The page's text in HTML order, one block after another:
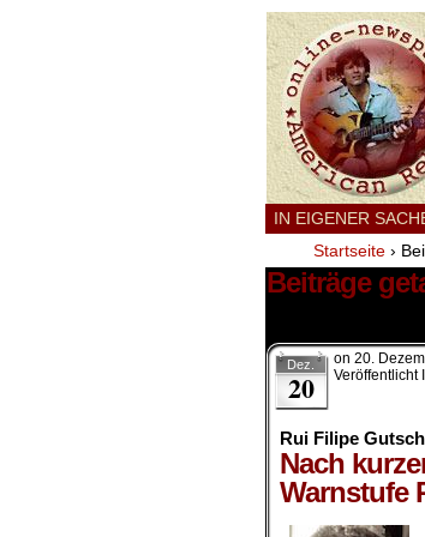
IN EIGENER
Startseite ›
Beiträge
Dez.
20
on 20.
Veröffentlicht
Rui Filipe
Nach
Warnstufe